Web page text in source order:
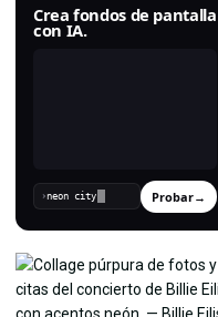
Crea fondos de pantalla
con IA.
› Probar →